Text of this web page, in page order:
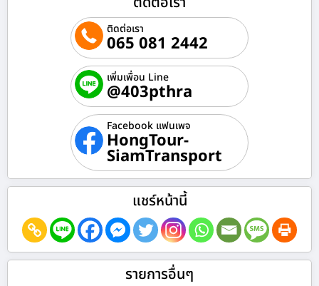
ติดต่อเรา
065 081 2442
เพิ่มเพื่อน Line
@403pthra
Facebook แฟนเพจ
HongTour-
SiamTransport
แชร์หน้านี้
รายการอื่นๆ